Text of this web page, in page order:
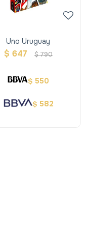
Uno Uruguay
$ 647 $790
$ 550
$ 582